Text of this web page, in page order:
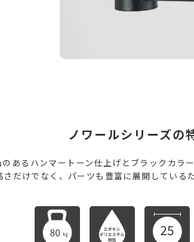
ノワールシリーズの
のあるハンマートーン仕上げとブラックカラ
だけでなく、パーツも豊富に展開している